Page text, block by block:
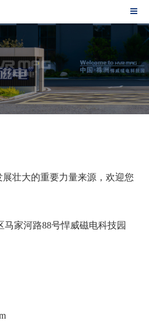
壮大的重要力量来源，欢迎您
马家河路88号悍威磁电科技园